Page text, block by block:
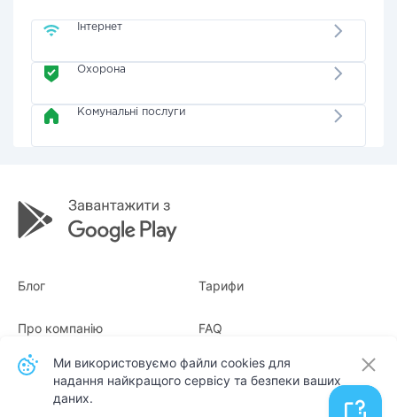
Інтернет
Охорона
Комунальні послуги
Блог Тарифи
Про компанію
Квитанції
FAQ
Для бізнесу
Ми використовуємо файли cookies для
надання найкращого сервісу та безпеки ваших
даних.